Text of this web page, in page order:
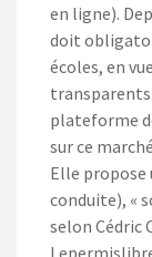
en ligne).
doit
écoles, en
transparents
plateforme
sur ce
Elle propose
conduite), «
selon Cédric